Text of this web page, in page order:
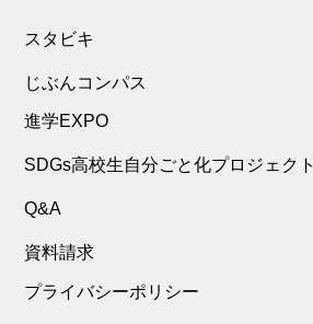
スタビキ
じぶんコンパス
進学EXPO
SDGs高校生自分ごと化プロジェクト
Q&A
資料請求
プライバシーポリシー